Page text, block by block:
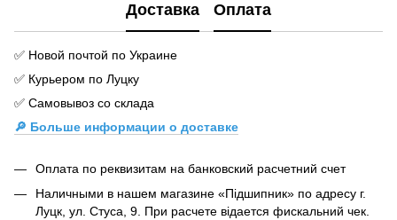
Доставка Оплата
✅ Новой почтой по Украине
✅ Курьером по Луцку
✅ Самовывоз со склада
🔎 Больше информации о доставке
Оплата по реквизитам на банковский расчетний счет
Наличными в нашем магазине «Підшипник» по адресу г.
Луцк, ул. Стуса, 9. При расчете відается фискальний чек.